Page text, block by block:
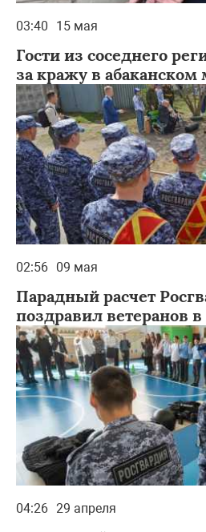
03:40 15 мая
Гости из соседнего
за кражу в абаканском
02:56 09 мая
Парадный расчет
поздравил ветеранов в
04:26 29 апреля